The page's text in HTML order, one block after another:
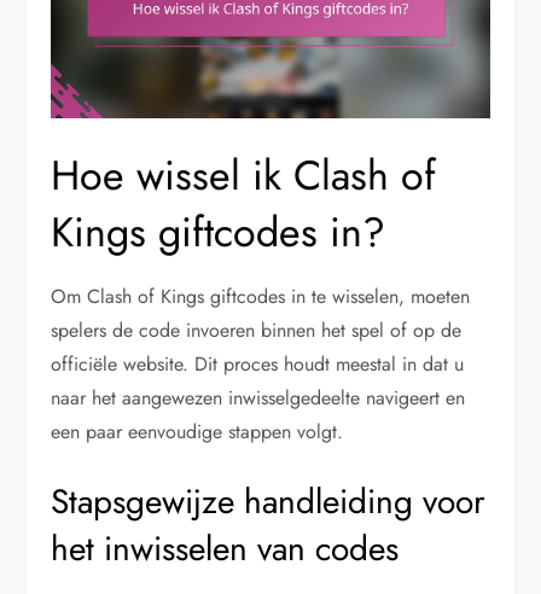
Hoe wissel ik Clash of
Kings giftcodes in?
Om Clash of Kings giftcodes in te wisselen, moeten
spelers de code invoeren binnen het spel of op de
officiële website. Dit proces houdt meestal in dat u
naar het aangewezen inwisselgedeelte navigeert en
een paar eenvoudige stappen volgt.
Stapsgewijze handleiding voor
het inwisselen van codes